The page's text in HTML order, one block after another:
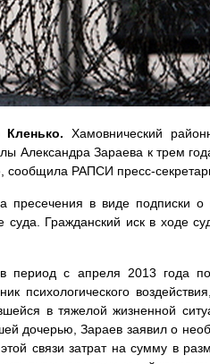
Хамовнический
Александра Зараева к трем
сообщила РАПСИ пресс-
пресечения в виде подписки
суда. Гражданский иск в ходе
период с апреля 2013 года
психологического
в тяжелой жизненной
дочерью, Зараев заявил о
связи затрат на сумму в